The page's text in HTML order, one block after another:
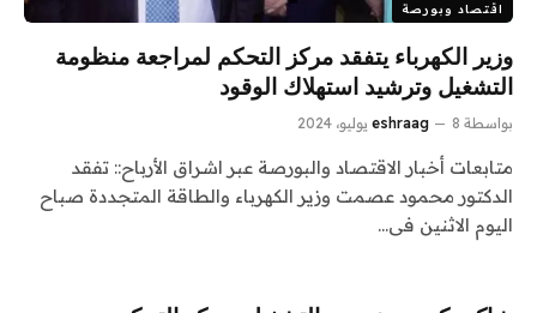
اقتصاد وبورصة
وزير الكهرباء يتفقد مركز التحكم لمراجعة منظومة
التشغيل وترشيد استهلاك الوقود
بواسطة eshraag 8 يوليو، 2024
متابعات أخبار الاقتصاد والبورصة عبر اشراق الأرباح:: تفقد
الدكتور محمود عصمت وزير الكهرباء والطاقة المتجددة صباح
اليوم الاثنين فى…